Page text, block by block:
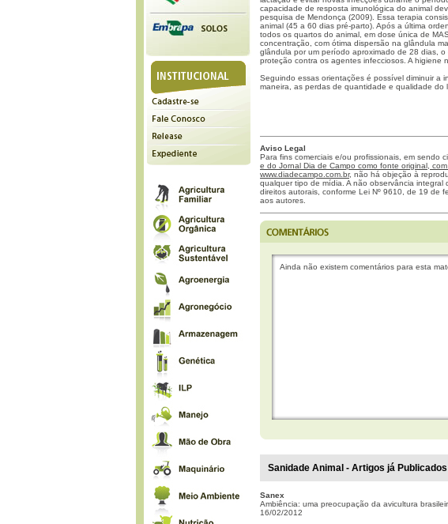
capacidade de resposta imunológica do animal
pesquisa de Mendonça (2009). Essa terapia
animal (45 a 60 dias pré-parto). Após a última
todos os quartos do animal, em dose única de
concentração, com ótima dispersão na glândula
glândula por um período aproximado de 28 dias,
proteção contra os agentes infecciosos. A higiene
Seguindo essas orientações é possível diminuir a
maneira, as perdas de quantidade e qualidade do
Aviso Legal
Para fins comerciais e/ou profissionais, em sendo
e do Jornal Dia de Campo como fonte original,
www.diadecampo.com.br, não há objeção à
qualquer tipo de mídia. A não observância integral
direitos autorais, conforme Lei Nº 9610, de 19 de
aos autores.
Ainda não existem comentários para esta
Sanidade Animal - Artigos já Publicados
Sanex
Ambiência: uma preocupação da avicultura
16/02/2012